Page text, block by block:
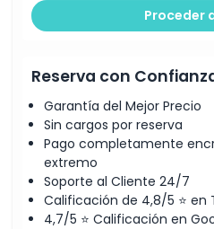
Proceder
Reserva con
Garantía del Mejor Precio
Sin cargos por reserva
Pago completamente
extremo
Soporte al Cliente 24/7
Calificación de 4,8/5 ⭐ en
4,7/5 ⭐ Calificación en